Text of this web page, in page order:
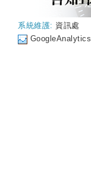
系統維護: 資訊處
GoogleAnalytics